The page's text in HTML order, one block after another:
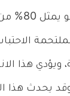
من الحالات.
ويؤدي هذا
وقد يحدث هذا